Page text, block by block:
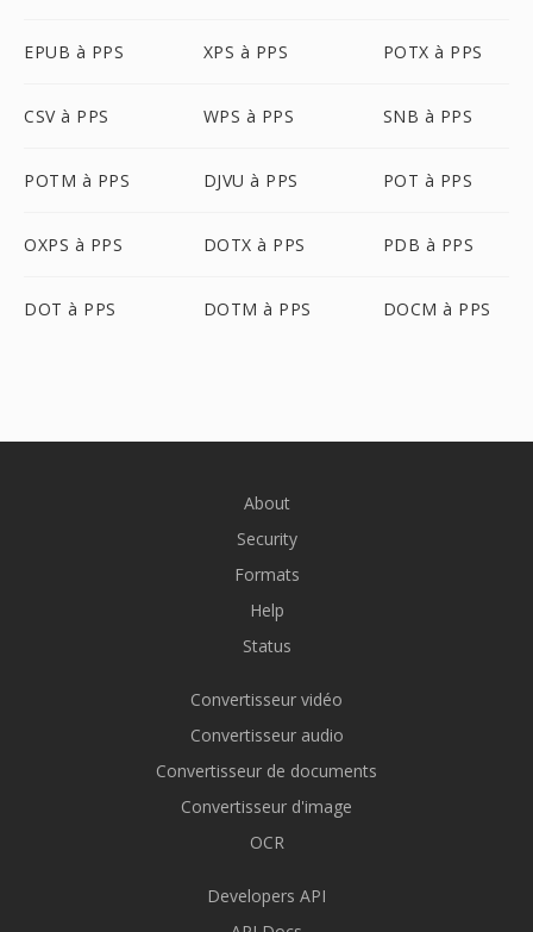
EPUB à PPS XPS à PPS POTX à PPS
CSV à PPS WPS à PPS SNB à PPS
POTM à PPS DJVU à PPS POT à PPS
OXPS à PPS DOTX à PPS PDB à PPS
DOT à PPS DOTM à PPS DOCM à PPS
About
Security
Formats
Help
Status
Convertisseur vidéo
Convertisseur audio
Convertisseur de documents
Convertisseur d'image
OCR
Developers API